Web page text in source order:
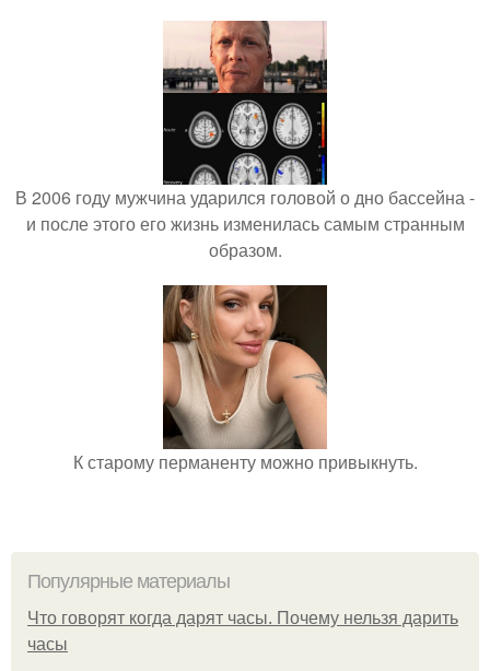
В 2006 году мужчина ударился головой о дно бассейна -
и после этого его жизнь изменилась самым странным
образом.
К старому перманенту можно привыкнуть.
Популярные материалы
Что говорят когда дарят часы. Почему нельзя дарить
часы